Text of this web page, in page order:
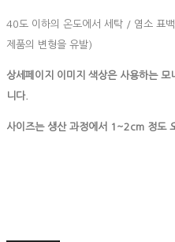
40도 이하의 온도에서 세탁 / 염소 표
제품의 변형을 유발)
상세페이지 이미지 색상은 사용하는
니다.
사이즈는 생산 과정에서 1~2cm 정도